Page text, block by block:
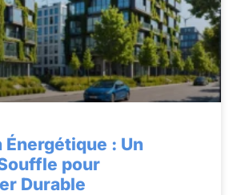
: Un
pour
Durable